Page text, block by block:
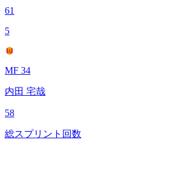
61
5
MF 34
内田 宅哉
58
総スプリント回数